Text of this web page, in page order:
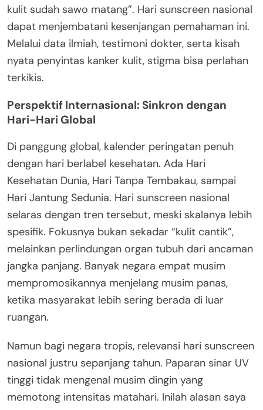
kulit sudah sawo matang”. Hari sunscreen nasional
dapat menjembatani kesenjangan pemahaman ini.
Melalui data ilmiah, testimoni dokter, serta kisah
nyata penyintas kanker kulit, stigma bisa perlahan
terkikis.
Perspektif Internasional: Sinkron dengan
Hari-Hari Global
Di panggung global, kalender peringatan penuh
dengan hari berlabel kesehatan. Ada Hari
Kesehatan Dunia, Hari Tanpa Tembakau, sampai
Hari Jantung Sedunia. Hari sunscreen nasional
selaras dengan tren tersebut, meski skalanya lebih
spesifik. Fokusnya bukan sekadar “kulit cantik”,
melainkan perlindungan organ tubuh dari ancaman
jangka panjang. Banyak negara empat musim
mempromosikannya menjelang musim panas,
ketika masyarakat lebih sering berada di luar
ruangan.
Namun bagi negara tropis, relevansi hari sunscreen
nasional justru sepanjang tahun. Paparan sinar UV
tinggi tidak mengenal musim dingin yang
memotong intensitas matahari. Inilah alasan saya